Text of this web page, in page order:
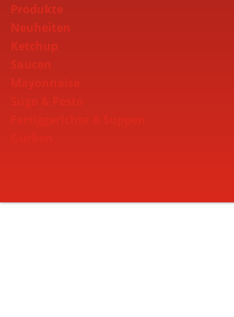
Produkte
Neuheiten
Ketchup
Saucen